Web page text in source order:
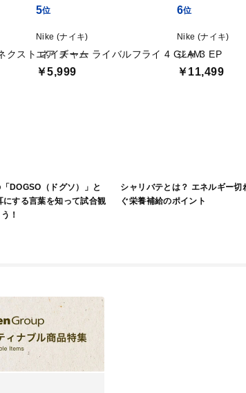
クスト ネイチャー
5
Nike (ナイキ)
エア ズーム ライバルフライ 4 GLAM
￥5,999
6
Nike (ナイキ)
ジャ 3 EP
￥11,499
DOGSO（ドグソ）」と
にする言葉を知って試合観
！
シャリバテとは？ エネルギー切
ぐ栄養補給のポイント